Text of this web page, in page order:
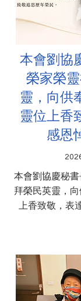
本會劉協
榮家榮
靈，向供
靈位上香
感恩
本會劉協慶秘
拜榮民英靈，
上香致敬，表